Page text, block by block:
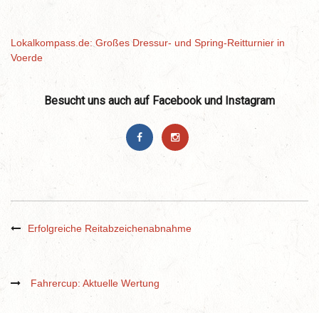
Lokalkompass.de: Großes Dressur- und Spring-Reitturnier in
Voerde
Besucht uns auch auf Facebook und Instagram
Erfolgreiche Reitabzeichenabnahme
Fahrercup: Aktuelle Wertung